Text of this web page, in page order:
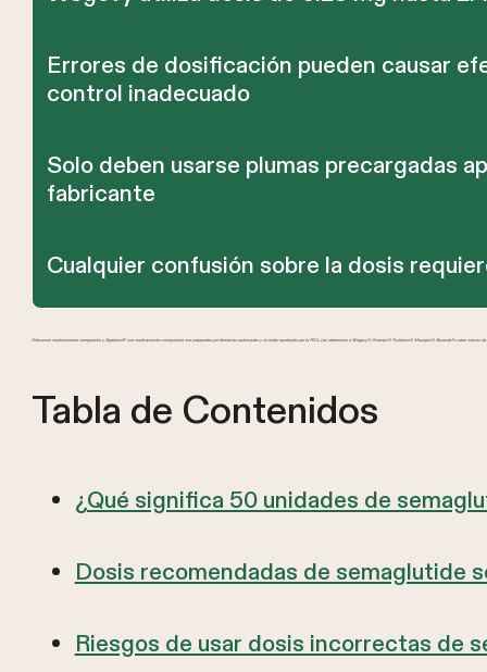
Errores de dosificación pueden causar
control inadecuado
Solo deben usarse plumas precargadas
fabricante
Cualquier confusión sobre la dosis
Ofrecemos medicamentos compuestos y Zepbound®. Los medicamentos compuestos son preparados por farmacias autorizadas y no están aprobados por la FDA. Las referencias a Wegovy®, Ozempic®, Rybelsus®, Mounjaro®, Saxenda® u otras marcas
Tabla de Contenidos
¿Qué significa 50 unidades de
Dosis recomendadas de semaglutide
Riesgos de usar dosis incorrectas de